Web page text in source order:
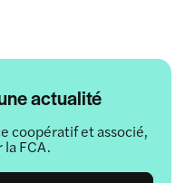
actualité
coopératif et associé,
FCA.